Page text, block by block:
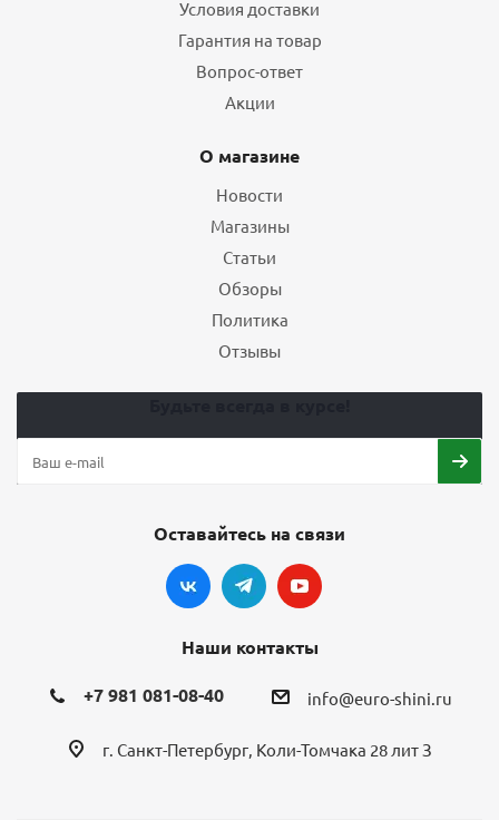
Условия доставки
Гарантия на товар
Вопрос-ответ
Акции
О магазине
Новости
Магазины
Статьи
Обзоры
Политика
Отзывы
Оставайтесь на связи
Наши контакты
+7 981 081-08-40 info@euro-shini.ru
г. Санкт-Петербург, Коли-Томчака 28 лит З